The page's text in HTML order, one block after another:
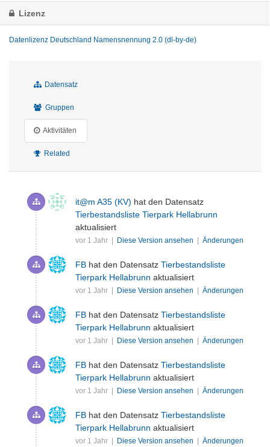
Lizenz
Datenlizenz Deutschland Namensnennung 2.0 (dl-by-de)
Datensatz
Gruppen
Aktivitäten
Related
it@m A35 (KV) hat den Datensatz
Tierbestandsliste Tierpark Hellabrunn
aktualisiert
vor 1 Jahr | Diese Version ansehen | Änderungen
FB hat den Datensatz Tierbestandsliste
Tierpark Hellabrunn aktualisiert
vor 1 Jahr | Diese Version ansehen | Änderungen
FB hat den Datensatz Tierbestandsliste
Tierpark Hellabrunn aktualisiert
vor 1 Jahr | Diese Version ansehen | Änderungen
FB hat den Datensatz Tierbestandsliste
Tierpark Hellabrunn aktualisiert
vor 1 Jahr | Diese Version ansehen | Änderungen
FB hat den Datensatz Tierbestandsliste
Tierpark Hellabrunn aktualisiert
vor 1 Jahr | Diese Version ansehen | Änderungen